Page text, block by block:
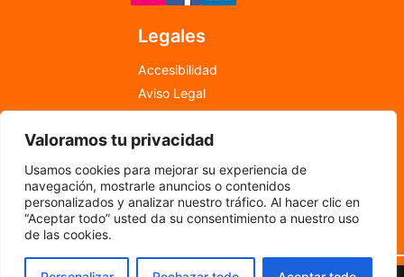
Valoramos tu privacidad
Usamos cookies para mejorar su experiencia de
navegación, mostrarle anuncios o contenidos
personalizados y analizar nuestro tráfico. Al hacer clic en
“Aceptar todo” usted da su consentimiento a nuestro uso
de las cookies.
Legales
Accesibilidad
Aviso Legal
Política de Privacidad
info@newfood.es
976 598 708
© 2024por New Food